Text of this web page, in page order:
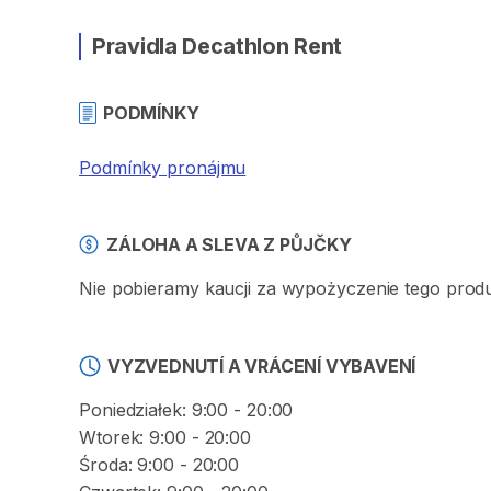
Pravidla Decathlon Rent
PODMÍNKY
Podmínky pronájmu
ZÁLOHA A SLEVA Z PŮJČKY
Nie pobieramy kaucji za wypożyczenie tego
VYZVEDNUTÍ A VRÁCENÍ VYBAVENÍ
Poniedziałek: 9:00 - 20:00
Wtorek: 9:00 - 20:00
Środa: 9:00 - 20:00